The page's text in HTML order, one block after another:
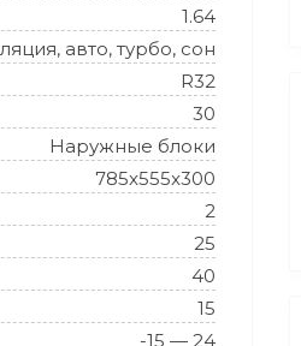
1.64
авто, турбо, сон
R32
30
Наружные блоки
785x555x300
2
25
40
15
-15 — 24